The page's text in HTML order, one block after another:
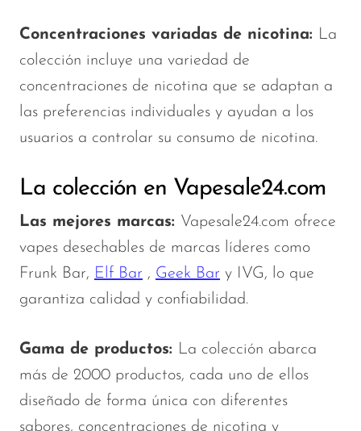
Concentraciones variadas de nicotina: La
colección incluye una variedad de
concentraciones de nicotina que se adaptan a
las preferencias individuales y ayudan a los
usuarios a controlar su consumo de nicotina.
La colección en Vapesale24.com
Las mejores marcas: Vapesale24.com ofrece
vapes desechables de marcas líderes como
Frunk Bar, Elf Bar , Geek Bar y IVG, lo que
garantiza calidad y confiabilidad.
Gama de productos: La colección abarca
más de 2000 productos, cada uno de ellos
diseñado de forma única con diferentes
sabores, concentraciones de nicotina y